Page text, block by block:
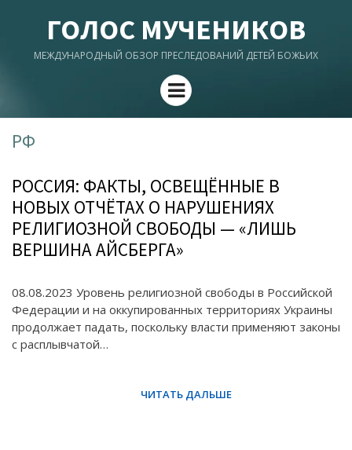
ГОЛОС МУЧЕНИКОВ
МЕЖДУНАРОДНЫЙ ОБЗОР ПРЕСЛЕДОВАНИЙ ДЕТЕЙ БОЖЬИХ
Menu
РФ
РОССИЯ: ФАКТЫ, ОСВЕЩЁННЫЕ В
НОВЫХ ОТЧЁТАХ О НАРУШЕНИЯХ
РЕЛИГИОЗНОЙ СВОБОДЫ — «ЛИШЬ
ВЕРШИНА АЙСБЕРГА»
08.08.2023 Уровень религиозной свободы в Российской
Федерации и на оккупированных территориях Украины
продолжает падать, поскольку власти применяют законы
с расплывчатой…